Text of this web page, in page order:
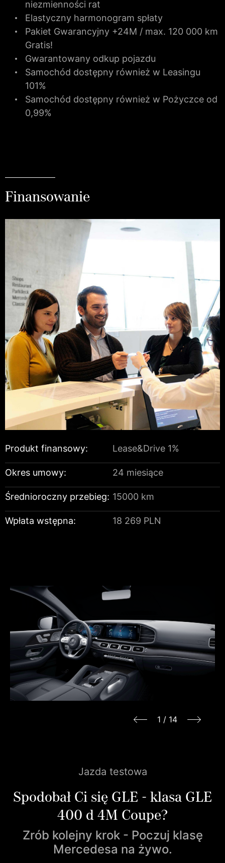
niezmienności rat
Elastyczny harmonogram spłaty
Pakiet Gwarancyjny +24M / max. 120 000 km
Gratis!
Gwarantowany odkup pojazdu
Samochód dostępny również w Leasingu
101%
Samochód dostępny również w Pożyczce od
0,99%
Produkt finansowy: Lease&Drive 1%
Okres umowy: 24 miesiące
Średnioroczny przebieg: 15000 km
Wpłata wstępna: 18 269 PLN
Finansowanie
1 / 14
Jazda testowa
Spodobał Ci się GLE - klasa GLE
400 d 4M Coupe?
Zrób kolejny krok - Poczuj klasę
Mercedesa na żywo.